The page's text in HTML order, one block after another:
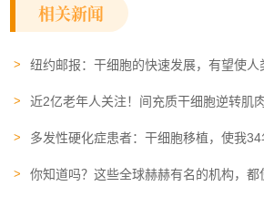
相关新闻
纽约邮报：干细胞的快速发展，有望使人
近2亿老年人关注！间充质干细胞逆转肌
多发性硬化症患者：干细胞移植，使我34
你知道吗？这些全球赫赫有名的机构，都